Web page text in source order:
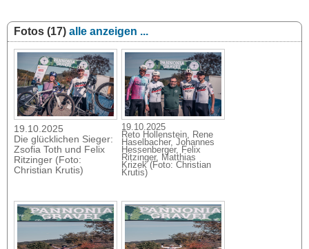
Fotos (17) alle anzeigen ...
19.10.2025
Die glücklichen Sieger:
Zsofia Toth und Felix
Ritzinger (Foto:
Christian Krutis)
19.10.2025
Reto Hollenstein, Rene
Haselbacher, Johannes
Hessenberger, Felix
Ritzinger, Matthias
Krizek (Foto: Christian
Krutis)